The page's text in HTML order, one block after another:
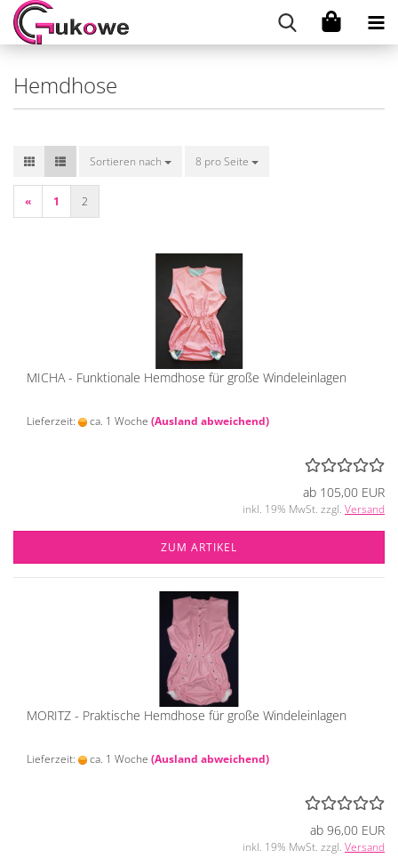
Hemdhose
Sortieren nach
Sortieren nach 8 pro Seite
pro Seite
« 1 2
MICHA - Funktionale Hemdhose für große Windeleinlagen
Lieferzeit: ca. 1 Woche (Ausland abweichend)
ab 105,00 EUR
inkl. 19% MwSt. zzgl. Versand
ZUM ARTIKEL
MORITZ - Praktische Hemdhose für große Windeleinlagen
Lieferzeit: ca. 1 Woche (Ausland abweichend)
ab 96,00 EUR
inkl. 19% MwSt. zzgl. Versand